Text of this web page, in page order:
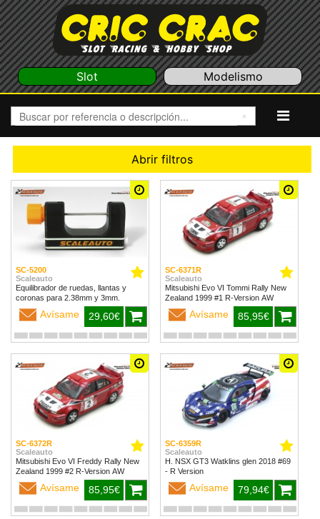
Slot Modelismo
Abrir filtros
SC-5200
Scaleauto
Equilibrador de ruedas, llantas y
coronas para 2.38mm y 3mm.
Avísame 29,60€
SC-6371R
Scaleauto
Mitsubishi Evo VI Tommi Rally New
Zealand 1999 #1 R-Version AW
Avísame 85,95€
SC-6372R
Scaleauto
Mitsubishi Evo VI Freddy Rally New
Zealand 1999 #2 R-Version AW
Avísame 85,95€
SC-6359R
Scaleauto
H. NSX GT3 Watklins glen 2018 #69
- R Version
Avísame 79,94€